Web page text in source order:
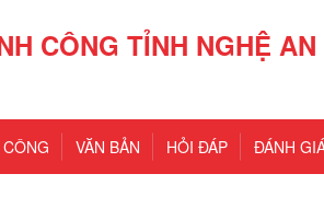
CÔNG TỈNH NGHỆ AN
VĂN BẢN HỎI ĐÁP ĐÁNH